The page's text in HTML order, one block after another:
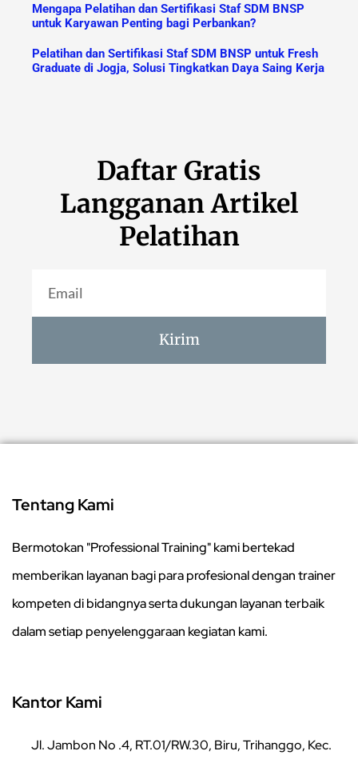
Mengapa Pelatihan dan Sertifikasi Staf SDM BNSP
untuk Karyawan Penting bagi Perbankan?
Pelatihan dan Sertifikasi Staf SDM BNSP untuk Fresh
Graduate di Jogja, Solusi Tingkatkan Daya Saing Kerja
Daftar Gratis
Langganan Artikel
Pelatihan
Kirim
Tentang Kami
Bermotokan "Professional Training" kami bertekad
memberikan layanan bagi para profesional dengan trainer
kompeten di bidangnya serta dukungan layanan terbaik
dalam setiap penyelenggaraan kegiatan kami.
Kantor Kami
Jl. Jambon No .4, RT.01/RW.30, Biru, Trihanggo, Kec.